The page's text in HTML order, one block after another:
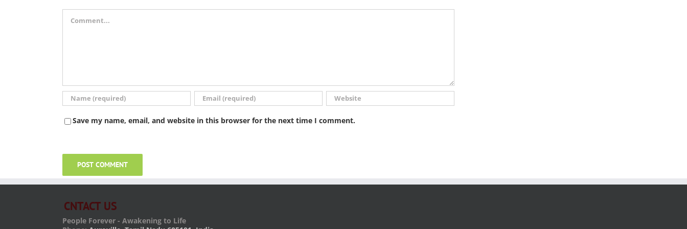
Comment
Save my name, email, and website in this browser for the next time I comment.
CNTACT US
People Forever - Awakening to Life